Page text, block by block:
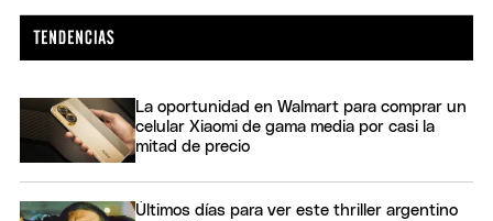
La oportunidad en Walmart para comprar un
celular Xiaomi de gama media por casi la
mitad de precio
Últimos días para ver este thriller argentino